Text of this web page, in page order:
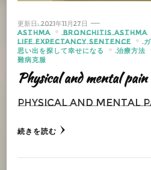
更新日:2021年11月27日
ASTHMA
BRONCHITIS ASTHMA
LIFE EXPECTANCY SENTENCE
思い出を探して幸せになる
治療方法
難病克服
Physical and mental
Physical and mental
続きを読む